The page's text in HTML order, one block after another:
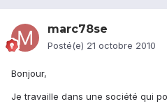
marc78se
Posté(e) 21 octobre 2010
Bonjour,
Je travaille dans une société qui